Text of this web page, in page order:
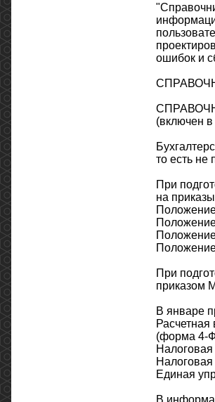
ошибок и
(включен
то есть не
При
на
При
приказом
В январе
(форма 4-
Единая
В